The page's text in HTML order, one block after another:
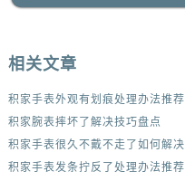
相关文章
积家手表外观有划痕处理办法推荐
积家腕表摔坏了解决技巧盘点
积家手表很久不戴不走了如何解决
积家手表发条拧反了处理办法推荐